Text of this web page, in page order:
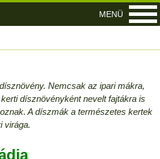
Nemcsak az ipari mákra,
dísznövényként nevelt fajtákra is
A díszmák a természetes kertek
virága.